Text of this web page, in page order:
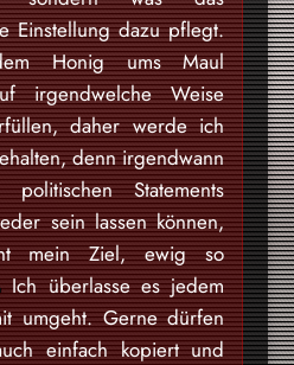
Einstellung dazu pflegt.
Honig ums Maul
irgendwelche Weise
daher werde ich
denn irgendwann
Statements
sein lassen können,
mein Ziel, ewig so
Ich überlasse es jedem
umgeht. Gerne dürfen
einfach kopiert und